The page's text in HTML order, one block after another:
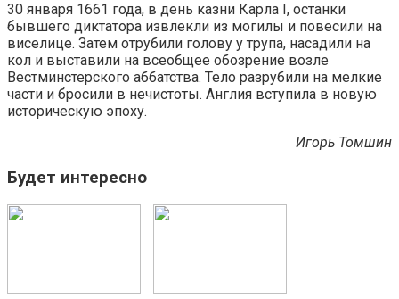
30 января 1661 года, в день казни Карла I, останки
бывшего диктатора извлекли из могилы и повесили на
виселице. Затем отрубили голову у трупа, насадили на
кол и выставили на всеобщее обозрение возле
Вестминстерского аббатства. Тело разрубили на мелкие
части и бросили в нечистоты. Англия вступила в новую
историческую эпоху.
Игорь Томшин
Будет интересно